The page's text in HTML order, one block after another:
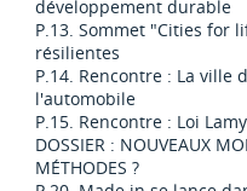
développement durable
P.13. Sommet "Cities for
résilientes
P.14. Rencontre : La
l'automobile
P.15. Rencontre : Loi
DOSSIER : NOUVEAUX
MÉTHODES ?